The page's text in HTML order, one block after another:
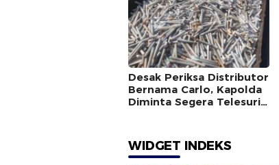
Desak Periksa Distributor
Bernama Carlo, Kapolda
Diminta Segera Telesuri
WIDGET INDEKS